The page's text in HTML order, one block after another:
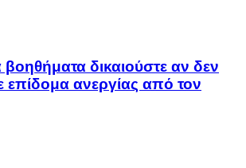
βοηθήματα δικαιούστε αν δεν
επίδομα ανεργίας από τον